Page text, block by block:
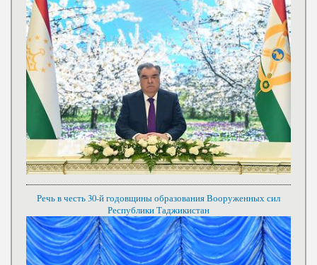
Речь в честь 30-й годовщины образования Вооруженных сил
Республики Таджикистан